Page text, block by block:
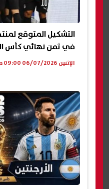
التشكيل المتوقع
في ثمن نهائي كأس
الإثنين 06/07/2026 09:00 م